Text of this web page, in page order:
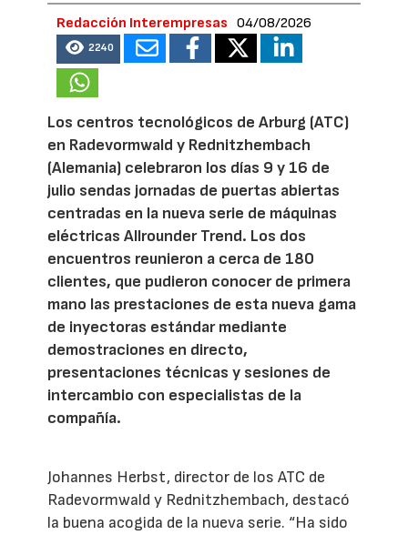
Redacción Interempresas 04/08/2026
2240
Los centros tecnológicos de Arburg (ATC)
en Radevormwald y Rednitzhembach
(Alemania) celebraron los días 9 y 16 de
julio sendas jornadas de puertas abiertas
centradas en la nueva serie de máquinas
eléctricas Allrounder Trend. Los dos
encuentros reunieron a cerca de 180
clientes, que pudieron conocer de primera
mano las prestaciones de esta nueva gama
de inyectoras estándar mediante
demostraciones en directo,
presentaciones técnicas y sesiones de
intercambio con especialistas de la
compañía.
Johannes Herbst, director de los ATC de
Radevormwald y Rednitzhembach, destacó
la buena acogida de la nueva serie. “Ha sido